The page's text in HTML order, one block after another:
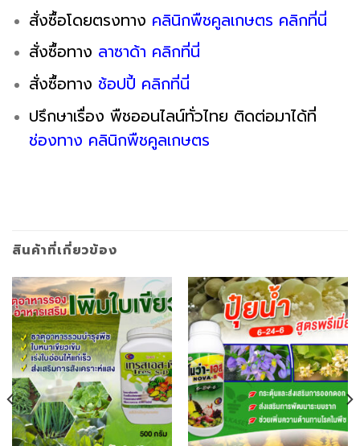
สั่งซื้อโดยตรงทาง คลินิกพืชคูลเกษตร คลิกที่นี่
สั่งซื้อทาง ลาซาด้า คลิกที่นี่
สั่งซื้อทาง ช้อปปี้ คลิกที่นี่
ปรึกษาเรื่อง พืชออนไลน์ทั่วไทย ติดต่อมาได้ที่
ช่องทาง คลินิกพืชคูลเกษตร
สินค้าที่เกี่ยวข้อง